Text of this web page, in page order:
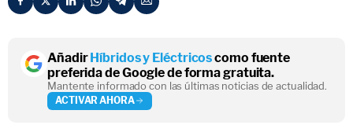
AñadirHíbridos y Eléctricoscomo fuente
preferida de Google de forma gratuita.
Mantente informado con las últimas noticias de actualidad.
ACTIVAR AHORA